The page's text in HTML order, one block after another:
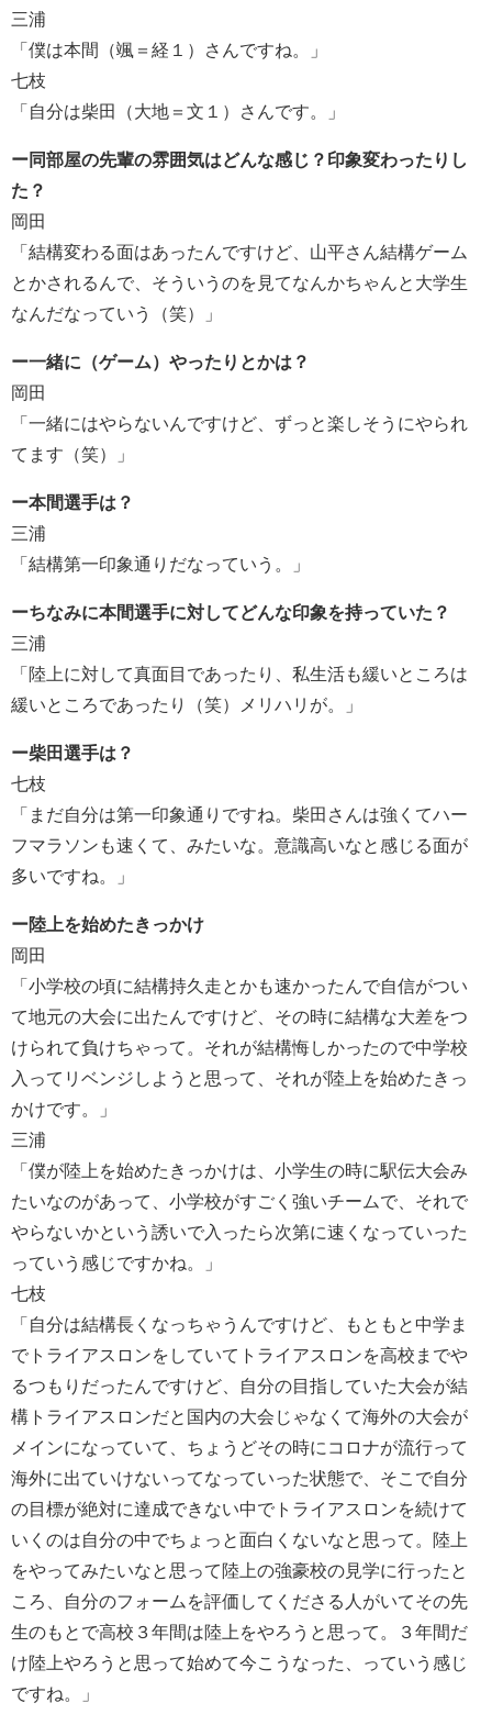
三浦
「僕は本間（颯＝経１）さんですね。」
七枝
「自分は柴田（大地＝文１）さんです。」
ー同部屋の先輩の雰囲気はどんな感じ？印象変わったりし
た？
岡田
「結構変わる面はあったんですけど、山平さん結構ゲーム
とかされるんで、そういうのを見てなんかちゃんと大学生
なんだなっていう（笑）」
ー一緒に（ゲーム）やったりとかは？
岡田
「一緒にはやらないんですけど、ずっと楽しそうにやられ
てます（笑）」
ー本間選手は？
三浦
「結構第一印象通りだなっていう。」
ーちなみに本間選手に対してどんな印象を持っていた？
三浦
「陸上に対して真面目であったり、私生活も緩いところは
緩いところであったり（笑）メリハリが。」
ー柴田選手は？
七枝
「まだ自分は第一印象通りですね。柴田さんは強くてハー
フマラソンも速くて、みたいな。意識高いなと感じる面が
多いですね。」
ー陸上を始めたきっかけ
岡田
「小学校の頃に結構持久走とかも速かったんで自信がつい
て地元の大会に出たんですけど、その時に結構な大差をつ
けられて負けちゃって。それが結構悔しかったので中学校
入ってリベンジしようと思って、それが陸上を始めたきっ
かけです。」
三浦
「僕が陸上を始めたきっかけは、小学生の時に駅伝大会み
たいなのがあって、小学校がすごく強いチームで、それで
やらないかという誘いで入ったら次第に速くなっていった
っていう感じですかね。」
七枝
「自分は結構長くなっちゃうんですけど、もともと中学ま
でトライアスロンをしていてトライアスロンを高校までや
るつもりだったんですけど、自分の目指していた大会が結
構トライアスロンだと国内の大会じゃなくて海外の大会が
メインになっていて、ちょうどその時にコロナが流行って
海外に出ていけないってなっていった状態で、そこで自分
の目標が絶対に達成できない中でトライアスロンを続けて
いくのは自分の中でちょっと面白くないなと思って。陸上
をやってみたいなと思って陸上の強豪校の見学に行ったと
ころ、自分のフォームを評価してくださる人がいてその先
生のもとで高校３年間は陸上をやろうと思って。３年間だ
け陸上やろうと思って始めて今こうなった、っていう感じ
ですね。」